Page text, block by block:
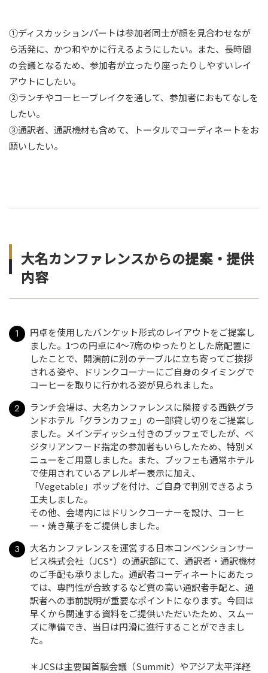
①ディスカッションパートは参加者同士が顔を見合わせなが
ら活発に、かつ和やかに行えるようにしたい。また、長時間
の会議となるため、参加者が立ったり座ったりしやすいレイ
アウトにしたい。
②ランチやコーヒーブレイクを通して、参加者におもてなしを
したい。
③通訳者、通訳機材も含めて、トータルでコーディネートをお
願いしたい。
大名カンファレンスからの提案・提供
内容
円卓を使用したバンケット形式のレイアウトをご提案し
ました。1つの円卓に4～7席のゆったりとした席配置に
したことで、開演前に別のテーブルに立ち寄ってご挨拶
される姿や、ドリンクコーナーにご自身のタイミングで
コーヒーを取りに行かれる姿が見られました。
ランチ会場は、大名カンファレンスに隣接する西鉄グラ
ンドホテル「グランカフェ」の一部貸し切りをご提案し
ました。メインディッシュ付きのブッフェでしたが、ベ
ジタリアンフード指定の参加者もいらしたため、特別メ
ニューをご用意しました。また、ブッフェも通常ホテル
で使用されているアレルギー表示に加え、
「Vegetable」ポップを付け、ご自身で判別できるよう
工夫しました。
その他、会場内にはドリンクコーナーを設け、コーヒ
ー・焼き菓子をご提供しました。
大名カンファレンスを運営する日本コンベンションサー
ビス株式会社（JCS*）の通訳部にて、通訳者・通訳機材
のご手配も承りました。通訳者コーディネートにあたっ
ては、専門性が合致するなど質の高い通訳者手配と、通
訳者への事前説明が重要なポイントになります。今回は
早くから関連する資料をご提供いただいたため、スムー
ズに準備でき、当日は円滑に進行することができまし
た。
＊JCSは主要国首脳会議（Summit）やアジア太平洋経